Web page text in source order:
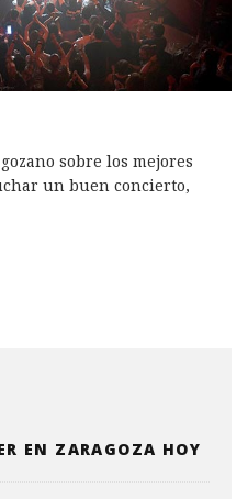
sobre los mejores
un buen concierto,
EN ZARAGOZA HOY